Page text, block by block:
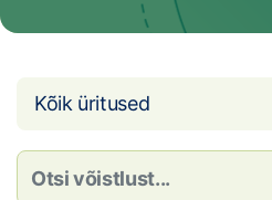
Toetamine
Loha
Kõik üritused